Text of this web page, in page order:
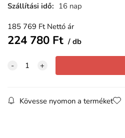
Szállítási idő: 16 nap
185 769 Ft Nettó ár
224 780Ft db
Kövesse nyomon a terméket